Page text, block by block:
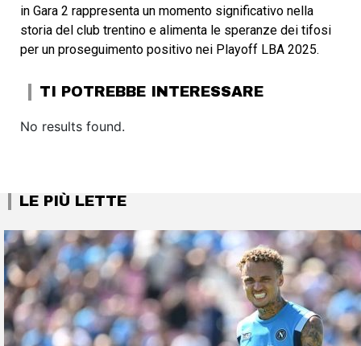
in Gara 2 rappresenta un momento significativo nella
storia del club trentino e alimenta le speranze dei tifosi
per un proseguimento positivo nei Playoff LBA 2025.
TI POTREBBE INTERESSARE
No results found.
LE PIÙ LETTE